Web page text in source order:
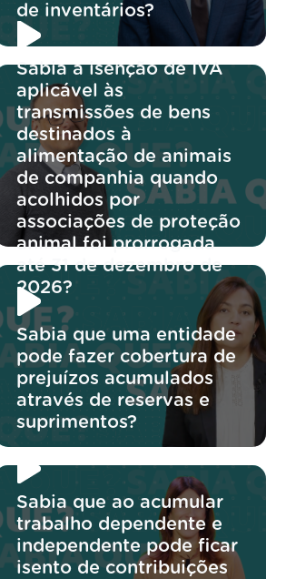
de inventários?
Sabia a isenção de IVA
aplicável às
transmissões de bens
destinados à
alimentação de animais
de companhia quando
acolhidos por
associações de proteção
animal foi prorrogada
até 31 de dezembro de
2026?
Sabia que uma entidade
pode fazer cobertura de
prejuízos acumulados
através de reservas e
suprimentos?
Sabia que ao acumular
trabalho dependente e
independente pode ficar
isento de contribuições